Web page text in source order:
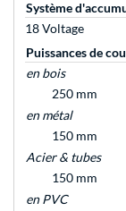
Système
18 Voltage
Puissances de
en bois
250 mm
en métal
150 mm
Acier & tubes
150 mm
en PVC